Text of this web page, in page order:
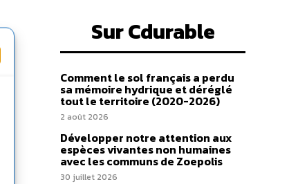
Sur Cdurable
Comment le sol français a perdu
sa mémoire hydrique et déréglé
tout le territoire (2020-2026)
2 août 2026
Développer notre attention aux
espèces vivantes non humaines
avec les communs de Zoepolis
30 juillet 2026